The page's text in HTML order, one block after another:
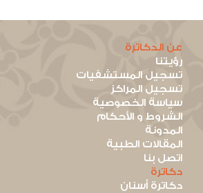
عن الدكاترة
رؤيتنا
تسجيل المستشفيات
تسجيل المراكز
سياسة الخصوصية
الشروط و الأحكام
المدونة
المقالات الطبية
اتصل بنا
دكاترة
دكاترة أسنان